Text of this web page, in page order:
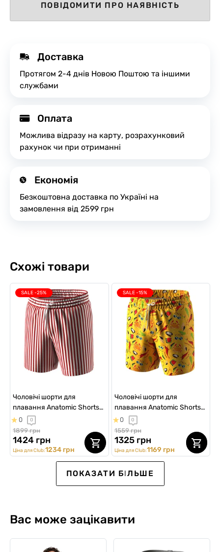
ПОВІДОМИТИ ПРО НАЯВНІСТЬ
Доставка
Протягом 2-4 днів Новою Поштою та іншими
службами
Оплата
Можлива відразу на карту, розрахунковий
рахунок чи при отриманні
Економія
Безкоштовна доставка по Україні на
замовлення від 2599 грн
Схожі товари
SALE -25%
Чоловічі шорти для
плавання Anatomic Shorts
Swimming 2.0 Plus, red line
0 0
1899 грн
1424 грн
Ціна для Club:1234 грн
SALE -15%
Чоловічі шорти для
плавання Anatomic Shorts
Swimming 2.0, RESORTER
0 0
1559 грн
1325 грн
Ціна для Club:1169 грн
SALE -20%
SALE -15%
ПОКАЗАТИ БІЛЬШЕ
Вас може зацікавити